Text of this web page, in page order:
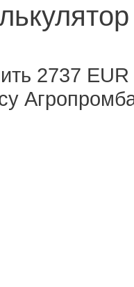
2737